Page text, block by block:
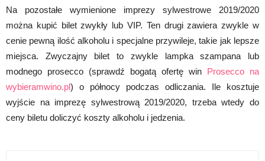
Na pozostałe wymienione imprezy sylwestrowe 2019/2020
można kupić bilet zwykły lub VIP. Ten drugi zawiera zwykle w
cenie pewną ilość alkoholu i specjalne przywileje, takie jak lepsze
miejsca. Zwyczajny bilet to zwykle lampka szampana lub
modnego prosecco (sprawdź bogatą ofertę win Prosecco na
wybieramwino.pl) o północy podczas odliczania. Ile kosztuje
wyjście na imprezę sylwestrową 2019/2020, trzeba wtedy do
ceny biletu doliczyć koszty alkoholu i jedzenia.